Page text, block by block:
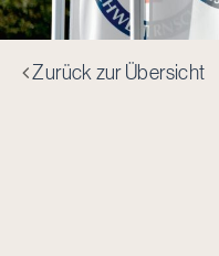
Zurück zur Übersicht